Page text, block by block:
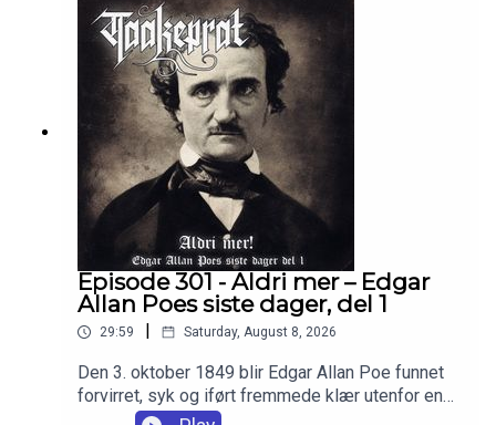
https://www.patreon.com/taakeprat
https://www.taakeprat.com
Episode 301 - Aldri mer – Edgar
Allan Poes siste dager, del 1
29:59 Saturday, August 8, 2026
Den 3. oktober 1849 blir Edgar Allan Poe funnet
forvirret, syk og iført fremmede klær utenfor en
taverna i Baltimore. Fire dager senere er han død,